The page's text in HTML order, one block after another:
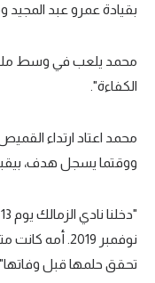
تحليل في الجول
كويز في الجول
بقيادة عمرو عبد
محمد يلعب في وسط
الكفاءة".
محمد اعتاد ارتداء
ووقتما يسجل هدف،
نوفمبر 2019.
تحقق حلمها قبل وفاتها".